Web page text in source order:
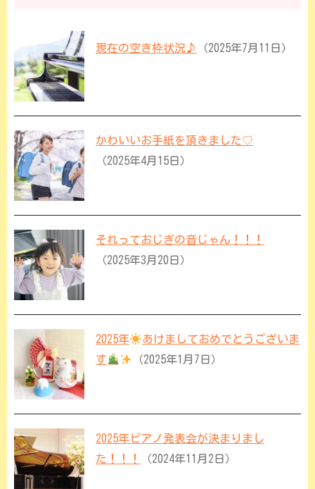
現在の空き枠状況♪ （2025年7月11日）
かわいいお手紙を頂きました♡
（2025年4月15日）
それっておじぎの音じゃん！！！
（2025年3月20日）
2025年
あけましておめでとうございま
す
（2025年1月7日）
2025年ピアノ発表会が決まりまし
た！！！
（2024年11月2日）